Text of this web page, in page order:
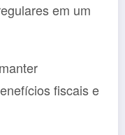
em um
fiscais e